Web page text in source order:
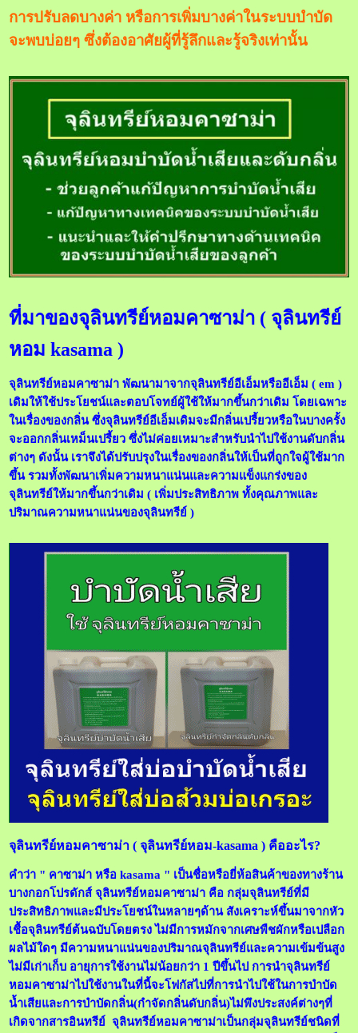
การปรับลดบางค่า หรือการเพิ่มบางค่าในระบบบำบัด
จะพบบ่อยๆ ซึ่งต้องอาศัยผู้ที่รู้ลึกและรู้จริงเท่านั้น
ที่มาของจุลินทรีย์หอมคาซาม่า ( จุลินทรีย์
หอม kasama )
จุลินทรีย์หอมคาซาม่า พัฒนามาจากจุลินทรีย์อีเอ็มหรืออีเอ็ม ( em )
เดิมให้ใช้ประโยชน์และตอบโจทย์ผู้ใช้ให้มากขึ้นกว่าเดิม โดยเฉพาะ
ในเรื่องของกลิ่น ซึ่งจุลินทรีย์อีเอ็มเดิมจะมีกลิ่นเปรี้ยวหรือในบางครั้ง
จะออกกลิ่นเหม็นเปรี้ยว ซึ่งไม่ค่อยเหมาะสำหรับนำไปใช้งานดับกลิ่น
ต่างๆ ดังนั้น เราจึงได้ปรับปรุงในเรื่องของกลิ่นให้เป็นที่ถูกใจผู้ใช้มาก
ขึ้น รวมทั้งพัฒนาเพิ่มความหนาแน่นและความแข็งแกร่งของ
จุลินทรีย์ให้มากขึ้นกว่าเดิม ( เพิ่มประสิทธิภาพ ทั้งคุณภาพและ
ปริมาณความหนาแน่นของจุลินทรีย์ )
จุลินทรีย์หอมคาซาม่า ( จุลินทรีย์หอม-kasama ) คืออะไร?
คำว่า " คาซาม่า หรือ kasama " เป็นชื่อหรือยี่ห้อสินค้าของทางร้าน
บางกอกโปรดักส์ จุลินทรีย์หอมคาซาม่า คือ กลุ่มจุลินทรีย์ที่มี
ประสิทธิภาพและมีประโยชน์ในหลายๆด้าน สังเคราะห์ขึ้นมาจากหัว
เชื้อจุลินทรีย์ต้นฉบับโดยตรง ไม่มีการหมักจากเศษพืชผักหรือเปลือก
ผลไม้ใดๆ มีความหนาแน่นของปริมาณจุลินทรีย์และความเข้มข้นสูง
ไม่มีเก่าเก็บ อายุการใช้งานไม่น้อยกว่า 1 ปีขึ้นไป การนำจุลินทรีย์
หอมคาซาม่าไปใช้งานในที่นี้จะโฟกัสไปที่การนำไปใช้ในการบำบัด
น้ำเสียและการบำบัดกลิ่น(กำจัดกลิ่นดับกลิ่น)ไม่พึงประสงค์ต่างๆที่
เกิดจากสารอินทรีย์ จุลินทรีย์หอมคาซาม่าเป็นกลุ่มจุลินทรีย์ชนิดที่